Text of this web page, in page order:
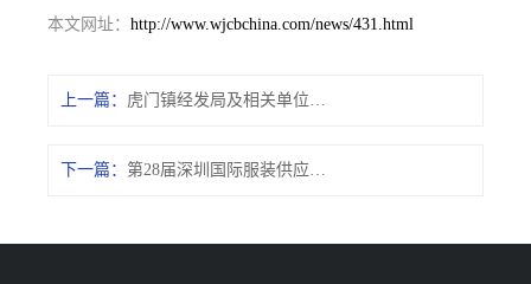
本文网址： http://www.wjcbchina.com/news/431.html
上一篇：
下一篇： 第28届深圳国际服装供应链博览会邀请函